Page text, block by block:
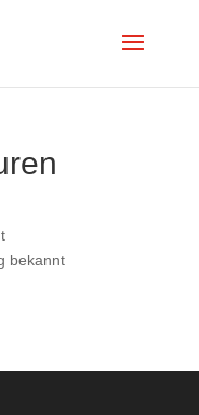
bekannt